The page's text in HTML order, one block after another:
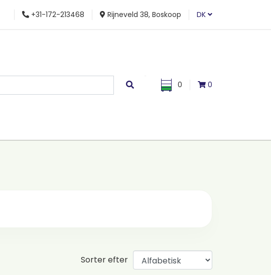
+31-172-213468 Rijneveld 38, Boskoop DK
0 0
Sorter efter